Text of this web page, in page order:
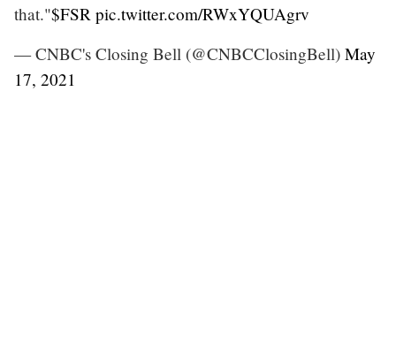
that."$FSR pic.twitter.com/RWxYQUAgrv
— CNBC's Closing Bell (@CNBCClosingBell) May
17, 2021